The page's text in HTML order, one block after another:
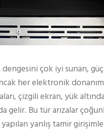
çok iyi sunan,
her elektronik
çizgili ekran, yük
gelir. Bu tür arızalar
yanlış tamir